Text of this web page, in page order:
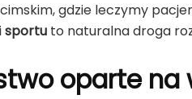
gdzie leczymy
isportu to naturalna droga
oparte